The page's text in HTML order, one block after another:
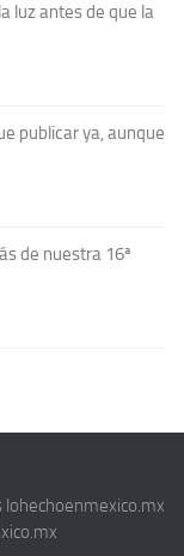
luz antes de que la
publicar ya, aunque
de nuestra 16ª
lohechoenmexico.mx